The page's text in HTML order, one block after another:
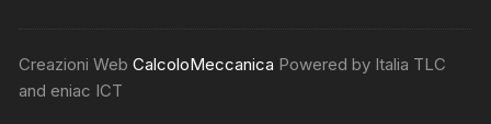
Creazioni WebCalcoloMeccanica Powered by Italia TLC
and eniac ICT